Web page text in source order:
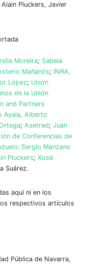
Pluckers, Javier
Moreira; Sabela
Mañanós; INRA,
López; Unión
de la Unión
and Partners
Ayala, Alberto
; Asetrad; Juan
de Conferencias de
Sergio Manzano
Pluckers; Xosé
Suárez.
aquí ni en los
respectivos artículos
Pública de Navarra,